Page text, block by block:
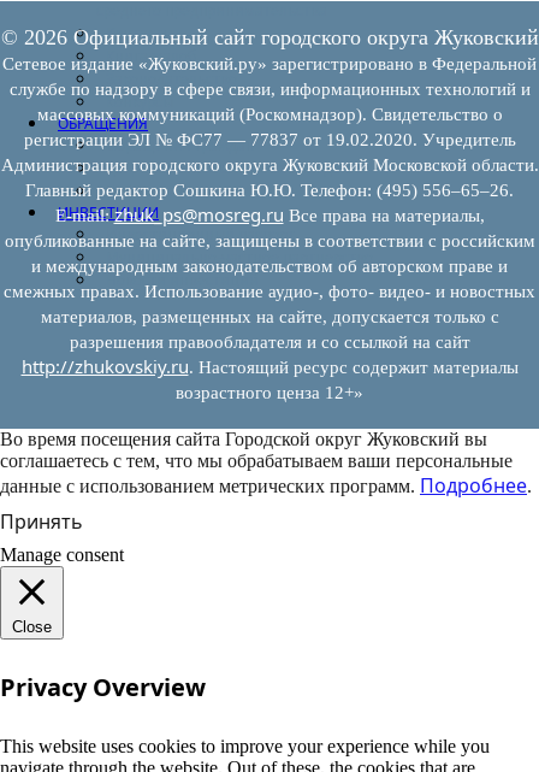
Контакты
Книга жалоб
Законодательство
Конкурсы
ОБРАЩЕНИЯ
Обращения граждан
Графики личного приема граждан
Информация
ИНВЕСТИЦИИ
Инвестиционный паспорт
Муниципально-частное партнерство
Новости инвестиций
© 2026 Официальный сайт городского округа Жуковский
Сетевое издание «Жуковский.ру» зарегистрировано в Федеральной
службе по надзору в сфере связи, информационных технологий и
массовых коммуникаций (Роскомнадзор). Свидетельство о
регистрации ЭЛ № ФС77 — 77837 от 19.02.2020. Учредитель
Администрация городского округа Жуковский Московской области.
Главный редактор Сошкина Ю.Ю. Телефон: (495) 556–65–26.
E‑mail:zhuk_ps@mosreg.ru Все права на материалы,
опубликованные на сайте, защищены в соответствии с российским
и международным законодательством об авторском праве и
смежных правах. Использование аудио-, фото- видео- и новостных
материалов, размещенных на сайте, допускается только с
разрешения правообладателя и со ссылкой на сайт
http://zhukovskiy.ru. Настоящий ресурс содержит материалы
возрастного ценза 12+»
Во время посещения сайта Городской округ Жуковский вы
соглашаетесь с тем, что мы обрабатываем ваши персональные
данные с использованием метрических программ. Подробнее.
Принять
Manage consent
Close
Privacy Overview
This website uses cookies to improve your experience while you
navigate through the website. Out of these, the cookies that are